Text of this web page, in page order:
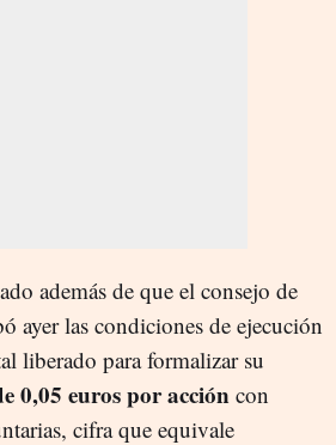
además de que el consejo de
ayer las condiciones de ejecución
liberado para formalizar su
0,05 euros por acción con
cifra que equivale